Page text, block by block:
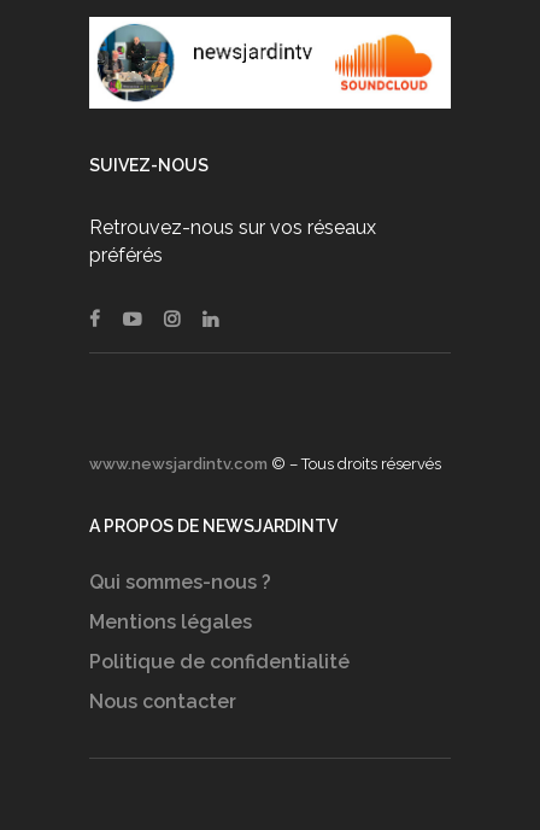
SUIVEZ-NOUS
Retrouvez-nous sur vos réseaux
préférés
www.newsjardintv.com © – Tous droits réservés
A PROPOS DE NEWSJARDINTV
Qui sommes-nous ?
Mentions légales
Politique de confidentialité
Nous contacter